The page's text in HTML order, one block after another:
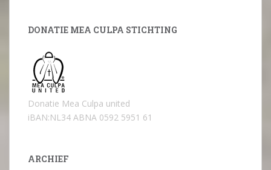
DONATIE MEA CULPA STICHTING
Donatie Mea Culpa united
iBAN:NL34 ABNA 0592 5951 61
ARCHIEF